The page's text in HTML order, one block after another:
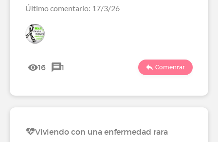
Último comentario: 17/3/26
16 1 Comentar
Viviendo con una enfermedad rara